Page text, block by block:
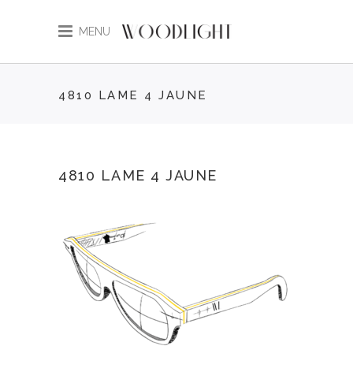
MENU
4810 LAME 4 JAUNE
4810 LAME 4 JAUNE